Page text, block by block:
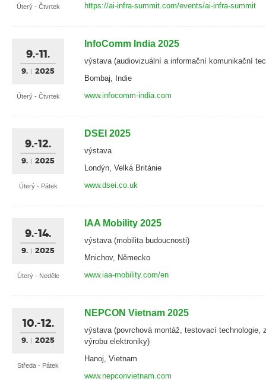
Úterý - Čtvrtek
https://ai-infra-summit.com/events/ai-infra-summit
9.-11.
9. 2025
Úterý - Čtvrtek
InfoComm India 2025
výstava (audiovizuální a informační komunikační
Bombaj, Indie
www.infocomm-india.com
9.-12.
9. 2025
Úterý - Pátek
DSEI 2025
výstava
Londýn, Velká Británie
www.dsei.co.uk
9.-14.
9. 2025
Úterý - Neděle
IAA Mobility 2025
výstava (mobilita budoucnosti)
Mnichov, Německo
www.iaa-mobility.com/en
10.-12.
9. 2025
Středa - Pátek
NEPCON Vietnam 2025
výstava (povrchová montáž, testovací technologie,
výrobu elektroniky)
Hanoj, Vietnam
www.nepconvietnam.com